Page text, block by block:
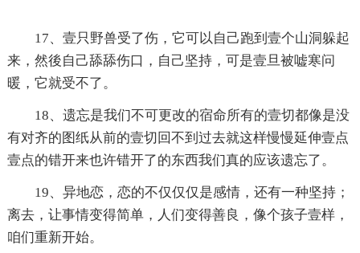
17、壹只野兽受了伤，它可以自己跑到壹个山洞躲起
来，然後自己舔舔伤口，自己坚持，可是壹旦被嘘寒问
暖，它就受不了。
18、遗忘是我们不可更改的宿命所有的壹切都像是没
有对齐的图纸从前的壹切回不到过去就这样慢慢延伸壹点
壹点的错开来也许错开了的东西我们真的应该遗忘了。
19、异地恋，恋的不仅仅仅是感情，还有一种坚持；
离去，让事情变得简单，人们变得善良，像个孩子壹样，
咱们重新开始。